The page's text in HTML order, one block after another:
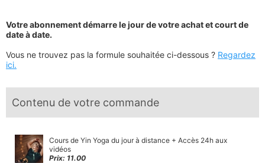
Votre abonnement démarre le jour de votre achat et court de
date à date.
Vous ne trouvez pas la formule souhaitée ci-dessous ? Regardez
ici.
Contenu de votre commande
Cours de Yin Yoga du jour à distance + Accès 24h aux
vidéos
Prix: 11.00